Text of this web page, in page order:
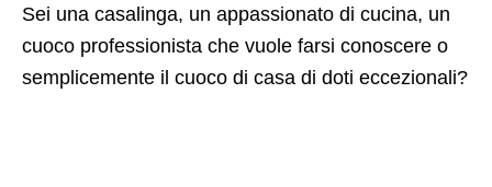
Sei una casalinga, un appassionato di cucina, un
cuoco professionista che vuole farsi conoscere o
semplicemente il cuoco di casa di doti eccezionali?